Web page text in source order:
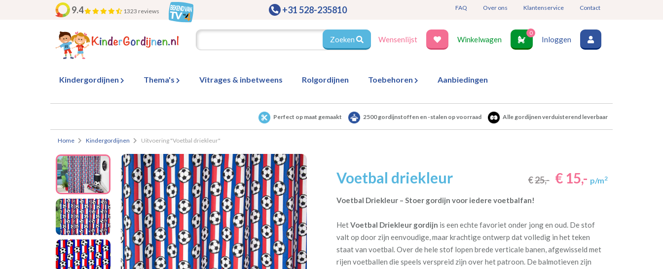
9.4 1323 reviews +31 528-235810 FAQ Over ons Klantenservice Contact
Zoeken Wensenlijst Winkelwagen
0
Inloggen
Kindergordijnen Thema's Vitrages & inbetweens Rolgordijnen Toebehoren Aanbiedingen
Perfect op maat gemaakt 2500 gordijnstoffen en -stalen op voorraad Alle gordijnen verduisterend leverbaar
Home Kindergordijnen Uitvoering "Voetbal driekleur"
Voetbal driekleur €25,- € 15,- p/m2
Voetbal Driekleur – Stoer gordijn voor iedere voetbalfan!
HetVoetbal Driekleur gordijn is een echte favoriet onder jong en oud. De stof
valt op door zijn eenvoudige, maar krachtige ontwerp dat volledig in het teken
staat van voetbal. Over de hele stof lopen brede verticale banen, afgewisseld met
rijen voetballen die speels verspreid zijn over het patroon. De balmotieven zijn